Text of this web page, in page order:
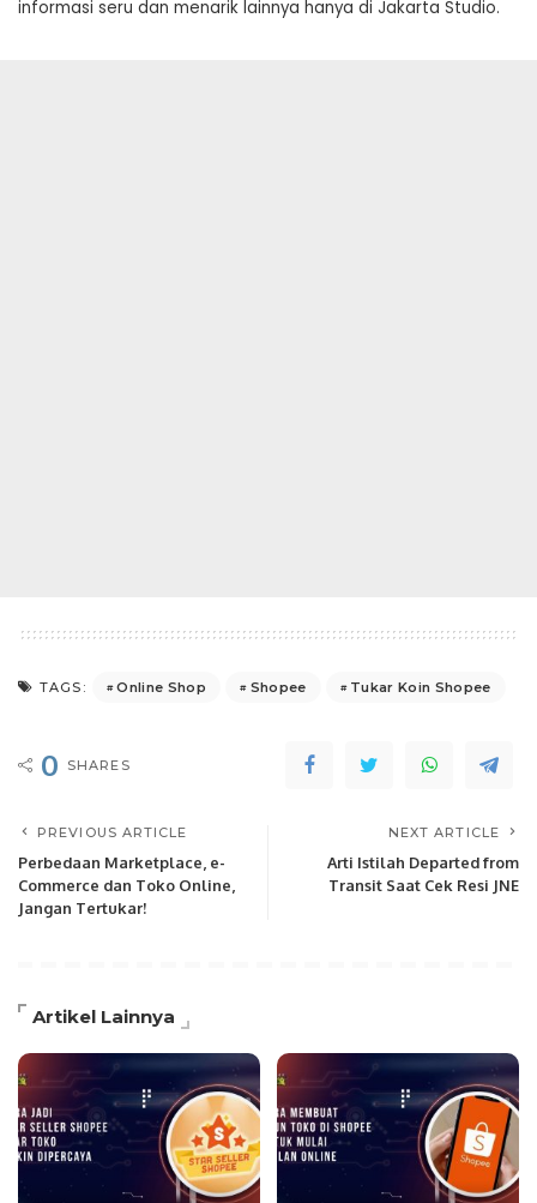
informasi seru dan menarik lainnya hanya di Jakarta Studio.
TAGS: Online Shop Shopee Tukar Koin Shopee
0 SHARES
PREVIOUS ARTICLE
Perbedaan Marketplace, e-
Commerce dan Toko Online,
Jangan Tertukar!
NEXT ARTICLE
Arti Istilah Departed from
Transit Saat Cek Resi JNE
Artikel Lainnya